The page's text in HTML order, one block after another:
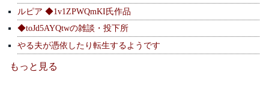
ルピア ◆1v1ZPWQmKI氏作品
◆toJd5AYQtwの雑談・投下所
やる夫が憑依したり転生するようです
もっと見る